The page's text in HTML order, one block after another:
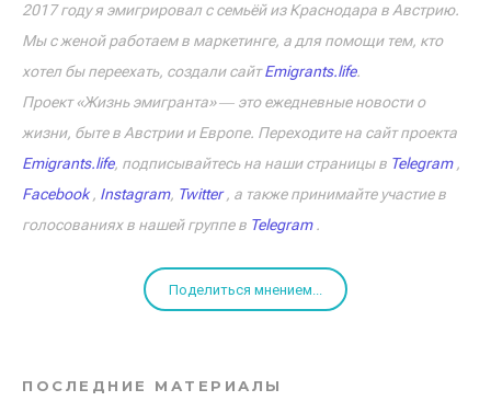
2017 году я эмигрировал с семьёй из Краснодара в Австрию.
Мы с женой работаем в маркетинге, а для помощи тем, кто
хотел бы переехать, создали сайтEmigrants.life.
Проект «Жизнь эмигранта» ― это ежедневные новости о
жизни, быте в Австрии и Европе. Переходите на сайт проекта
Emigrants.life, подписывайтесь на наши страницы в Telegram,
Facebook, Instagram, Twitter, а также принимайте участие в
голосованиях в нашей группе в Telegram.
Поделиться мнением...
ПОСЛЕДНИЕ МАТЕРИАЛЫ